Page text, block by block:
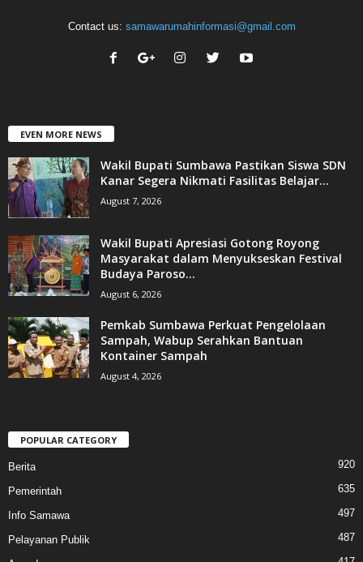
Contact us: samawarumahinformasi@gmail.com
EVEN MORE NEWS
Wakil Bupati Sumbawa Pastikan Siswa SDN
Kanar Segera Nikmati Fasilitas Belajar...
August 7, 2026
Wakil Bupati Apresiasi Gotong Royong
Masyarakat dalam Menyukseskan Festival
Budaya Paroso...
August 6, 2026
Pemkab Sumbawa Perkuat Pengelolaan
Sampah, Wabup Serahkan Bantuan
Kontainer Sampah
August 4, 2026
POPULAR CATEGORY
Berita 920
Pemerintah 635
Info Samawa 497
Pelayanan Publik 487